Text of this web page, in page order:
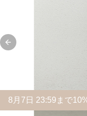
Previous slide
8 月 7 日 23:59まで